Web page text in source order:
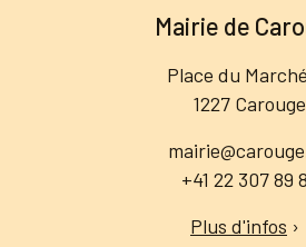
Mairie de
Place du
1227 Carouge
+41 22 307 89
Plus d'infos ›